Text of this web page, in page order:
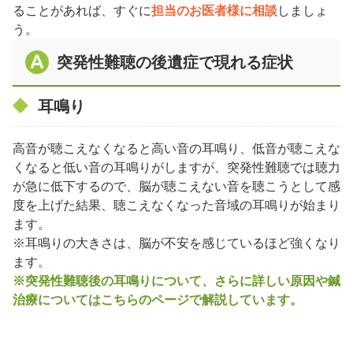
ることがあれば、すぐに担当のお医者様に相談しましょ
う。
突発性難聴の後遺症で現れる症状
耳鳴り
高音が聴こえなくなると高い音の耳鳴り、低音が聴こえな
くなると低い音の耳鳴りがしますが、突発性難聴では聴力
が急に低下するので、脳が聴こえない音を聴こうとして感
度を上げた結果、聴こえなくなった音域の耳鳴りが始まり
ます。
※耳鳴りの大きさは、脳が不安を感じているほど強くなり
ます。
※突発性難聴後の耳鳴りについて、さらに詳しい原因や鍼
治療についてはこちらのページで解説しています。